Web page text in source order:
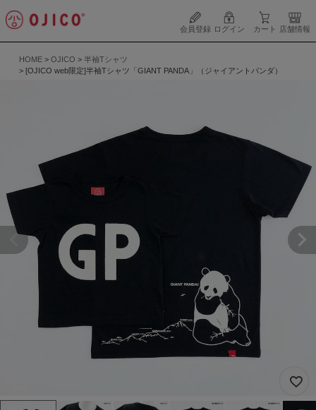
会員登録 ログイン カート 店舗情報
HOME OJICO
半袖Tシャツ
[OJICO web限定]半袖Tシャツ「GIANT PANDA」（ジャイアントパンダ）